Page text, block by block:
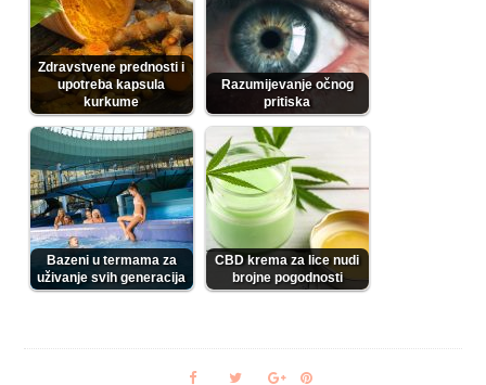
Zdravstvene prednosti i
upotreba kapsula
kurkume
Razumijevanje očnog
pritiska
Bazeni u termama za
uživanje svih generacija
CBD krema za lice nudi
brojne pogodnosti